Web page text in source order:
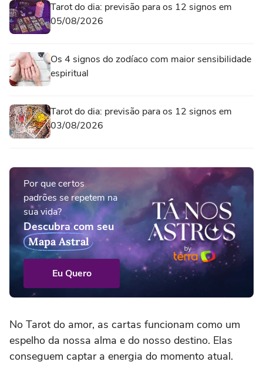
Tarot do dia: previsão para os 12 signos em
05/08/2026
Os 4 signos do zodíaco com maior sensibilidade
espiritual
Tarot do dia: previsão para os 12 signos em
03/08/2026
Por que certos
padrões se repetem na
sua vida?
Descubra com seu
Mapa Astral
Eu Quero
No Tarot do amor, as cartas funcionam como um
espelho da nossa alma e do nosso destino. Elas
conseguem captar a energia do momento atual.